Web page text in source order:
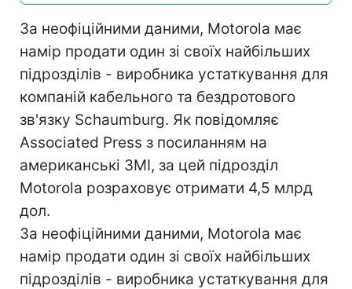
За неофіційними даними, Motorola має
намір продати один зі своїх найбільших
підрозділів - виробника устаткування для
компаній кабельного та бездротового
зв'язку Schaumburg. Як повідомляє
Associated Press з посиланням на
американські ЗМІ, за цей підрозділ
Motorola розраховує отримати 4,5 млрд
дол.
За неофіційними даними, Motorola має
намір продати один зі своїх найбільших
підрозділів - виробника устаткування для